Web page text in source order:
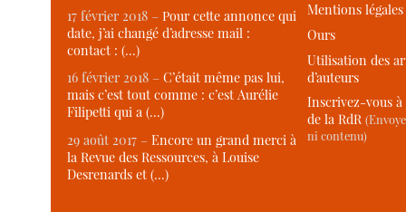
17 février 2018 –Pour cette annonce qui
date, j’ai changé d’adresse mail :
contact : (…)
16 février 2018 –C’était même pas lui,
mais c’est tout comme : c’est Aurélie
Filipetti qui a (…)
29 août 2017 –Encore un grand merci à
la Revue des Ressources, à Louise
Desrenards et (…)
Mentions légales
Ours
Utilisation des
d’auteurs
Inscrivez-vous
de la RdR
ni contenu)